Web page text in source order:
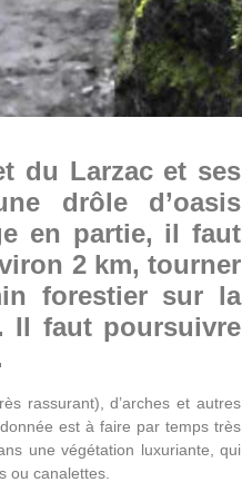
du Larzac et ses
drôle d’oasis
en partie, il faut
2 km, tourner
forestier sur la
Il faut poursuivre
rassurant), d’arches et autres
est à faire par temps très
une végétation luxuriante, qui
ou canalettes.